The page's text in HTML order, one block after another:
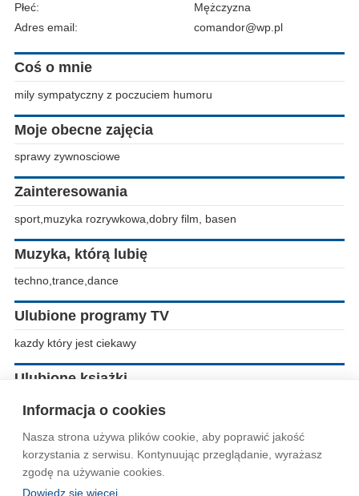
Informacja o cookies
Nasza strona używa plików cookie, aby poprawić jakość
korzystania z serwisu. Kontynuując przeglądanie, wyrażasz
zgodę na używanie cookies.
Dowiedz się więcej
Płeć:
Mężczyzna
Adres email:
comandor@wp.pl
Coś o mnie
mily sympatyczny z poczuciem humoru
Moje obecne zajęcia
sprawy zywnosciowe
Zainteresowania
sport,muzyka rozrywkowa,dobry film, basen
Muzyka, którą lubię
techno,trance,dance
Ulubione programy TV
kazdy który jest ciekawy
Ulubione książki
nie lubie czytac
Wytyczne dla społeczności Regulamin Prywatność
Reklama Kontakt